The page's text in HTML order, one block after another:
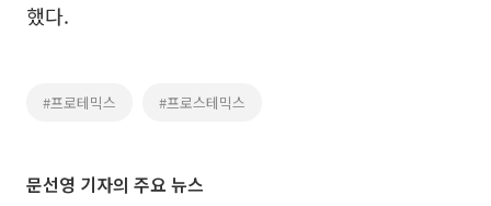
했다.
#프로테믹스 #프로스테믹스
문선영 기자의 주요 뉴스